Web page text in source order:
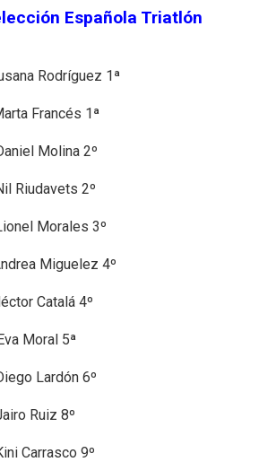
Española Triatlón
Rodríguez 1ª
Francés 1ª
Molina 2º
Riudavets 2º
Morales 3º
Miguelez 4º
Catalá 4º
Moral 5ª
Lardón 6º
Ruiz 8º
Carrasco 9º